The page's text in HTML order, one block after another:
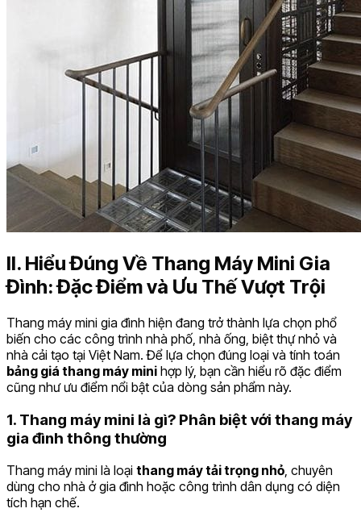
II. Hiểu Đúng Về Thang Máy Mini Gia
Đình: Đặc Điểm và Ưu Thế Vượt Trội
Thang máy mini gia đình hiện đang trở thành lựa chọn phổ
biến cho các công trình nhà phố, nhà ống, biệt thự nhỏ và
nhà cải tạo tại Việt Nam. Để lựa chọn đúng loại và tính toán
bảng giá thang máy mini hợp lý, bạn cần hiểu rõ đặc điểm
cũng như ưu điểm nổi bật của dòng sản phẩm này.
1. Thang máy mini là gì? Phân biệt với thang máy
gia đình thông thường
Thang máy mini là loại thang máy tải trọng nhỏ, chuyên
dùng cho nhà ở gia đình hoặc công trình dân dụng có diện
tích hạn chế.